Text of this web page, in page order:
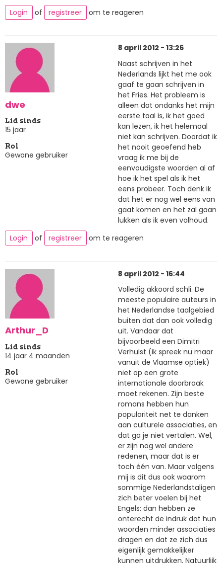
Login
of registreer om te reageren
dwe
Lid sinds
15 jaar
Rol
Gewone gebruiker
8 april 2012 - 13:26
Naast schrijven in het
Nederlands lijkt het me ook
gaaf te gaan schrijven in
het Fries. Het probleem is
alleen dat ondanks het mijn
eerste taal is, ik het goed
kan lezen, ik het helemaal
niet kan schrijven. Doordat ik
het nooit geoefend heb
vraag ik me bij de
eenvoudigste woorden al af
hoe ik het spel als ik het
eens probeer. Toch denk ik
dat het er nog wel eens van
gaat komen en het zal gaan
lukken als ik even volhoud.
Login
of registreer om te reageren
Arthur_D
Lid sinds
14 jaar 4 maanden
Rol
Gewone gebruiker
8 april 2012 - 16:44
Volledig akkoord schli. De
meeste populaire auteurs in
het Nederlandse taalgebied
buiten dat dan ook volledig
uit. Vandaar dat
bijvoorbeeld een Dimitri
Verhulst (ik spreek nu maar
vanuit de Vlaamse optiek)
niet op een grote
internationale doorbraak
moet rekenen. Zijn beste
romans hebben hun
populariteit net te danken
aan culturele associaties, en
dat ga je niet vertalen. Wel,
er zijn nog wel andere
redenen, maar dat is er
toch één van. Maar volgens
mij is dit dus ook waarom
sommige Nederlandstaligen
zich beter voelen bij het
Engels: dan hebben ze
onterecht de indruk dat hun
woorden minder associaties
dragen en dat ze zich dus
eigenlijk gemakkelijker
kunnen uitdrukken. Natuurlijk